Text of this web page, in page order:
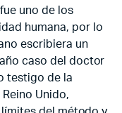
uno de los
humana, por lo
escribiera un
caso del doctor
testigo de la
Unido,